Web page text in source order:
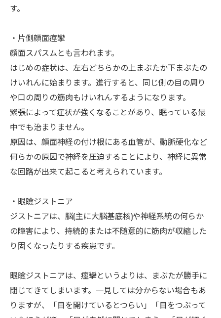
す。
・片側顔面痙攣
顔面スパスムとも言われます。
はじめの症状は、左右どちらかの上まぶたか下まぶたの
けいれんに始まります。進行すると、同じ側の目の周り
や口の周りの筋肉もけいれんするようになります。
緊張によって症状が強くなることがあり、眠っている最
中でも治まりません。
原因は、顔面神経の付け根にある血管が、動脈硬化など
何らかの原因で神経を圧迫することにより、神経に異常
な回路が出来て起こると考えられています。
・眼瞼ジストニア
ジストニアは、脳(主に大脳基底核)や神経系統の何らか
の障害により、持続的または不随意的に筋肉が収縮した
り固くなったりする疾患です。
眼瞼ジストニアは、痙攣というよりは、まぶたが勝手に
閉じてきてしまいます。一見しては分からない場合もあ
りますが、「目を開けているとつらい」「目をつぶって